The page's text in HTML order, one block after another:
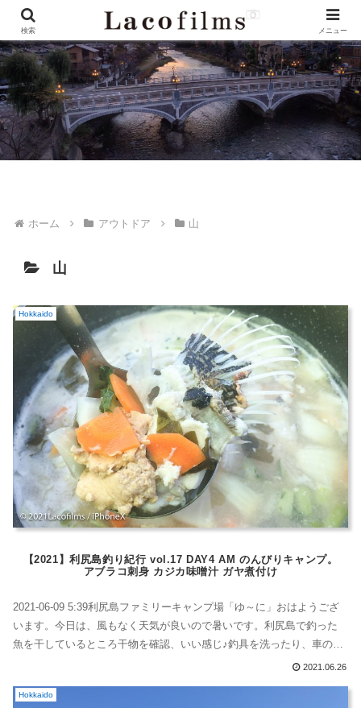
ホーム アウトドア 山
山
Hokkaido
【2021】利尻島釣り紀行 vol.17 DAY4 AM のんびりキャンプ。
アブラコ刺身 カジカ味噌汁 ガヤ煮付け
2021-06-09 5:39利尻島ファミリーキャンプ場「ゆ～に」おはようござ
います。今日は、風もなく天気が良いので暑いです。利尻島で釣った
魚を干しているところ干物を確認、いい感じ♪釣具を洗ったり、車の中
を少し整理したり。7:30ごろに朝食を作ります。利尻島で釣ったアブラ
トリミングをして刺身でいただきます。利尻島で釣ったアブラコの刺
2021.06.26
Hokkaido
検索 メニュー